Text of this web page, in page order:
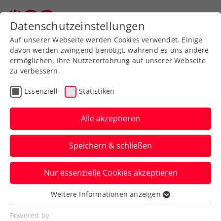
Zurück zur Newsübersicht
Turniere
Generali Open Kitzbühel:
Letzte Hauptfeld-
Wildcard an Neumayer
Indes zieht Norwegens Topstar Casper
Ruud seinen Start beim ATP-Turnier in
Tirol überraschend zurück.
Verfasst von: Presseaussendung / Redaktion, 19.07.2024
Datenschutzeinstellungen
Auf unserer Webseite werden Cookies verwendet. Einige
davon werden zwingend benötigt, während es uns andere
ermöglichen, Ihre Nutzererfahrung auf unserer Webseite
zu verbessern.
Essenziell Statistiken
Alle akzeptieren
Speichern & schließen
Nur essenzielle Cookies akzeptieren
Essenziell
Essenzielle Cookies werden für grundlegende
Weitere Informationen anzeigen
Powered by